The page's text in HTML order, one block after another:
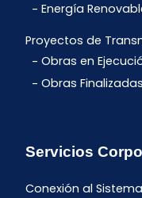
Energía
Proyectos de
Obras en
Obras
Servicios
Conexión al